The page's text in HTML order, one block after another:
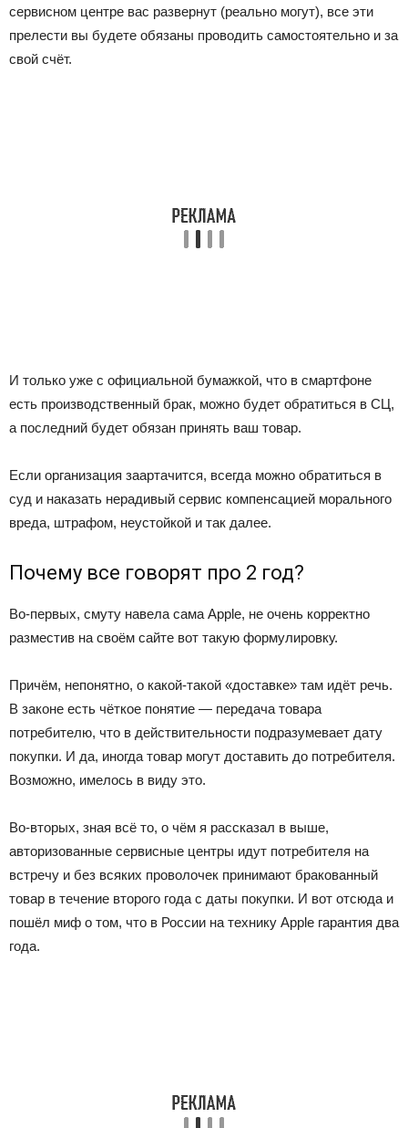
сервисном центре вас развернут (реально могут), все эти
прелести вы будете обязаны проводить самостоятельно и за
свой счёт.
И только уже с официальной бумажкой, что в смартфоне
есть производственный брак, можно будет обратиться в СЦ,
а последний будет обязан принять ваш товар.
Если организация заартачится, всегда можно обратиться в
суд и наказать нерадивый сервис компенсацией морального
вреда, штрафом, неустойкой и так далее.
Почему все говорят про 2 год?
Во-первых, смуту навела сама Apple, не очень корректно
разместив на своём сайте вот такую формулировку.
Причём, непонятно, о какой-такой «доставке» там идёт речь.
В законе есть чёткое понятие — передача товара
потребителю, что в действительности подразумевает дату
покупки. И да, иногда товар могут доставить до потребителя.
Возможно, имелось в виду это.
Во-вторых, зная всё то, о чём я рассказал в выше,
авторизованные сервисные центры идут потребителя на
встречу и без всяких проволочек принимают бракованный
товар в течение второго года с даты покупки. И вот отсюда и
пошёл миф о том, что в России на технику Apple гарантия два
года.